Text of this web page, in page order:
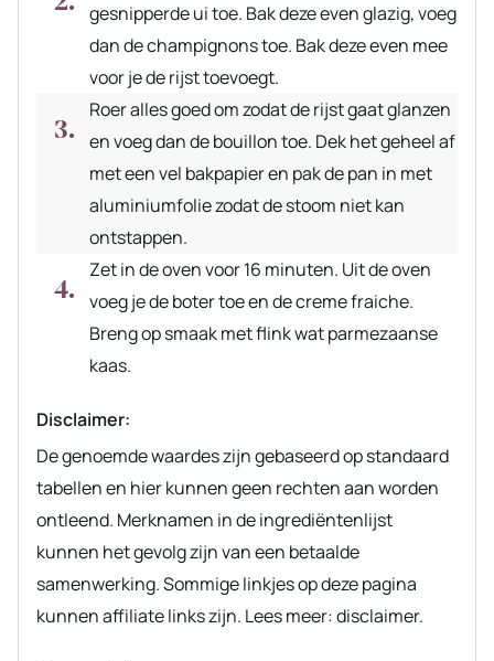
gesnipperde ui toe. Bak deze even glazig, voeg
dan de champignons toe. Bak deze even mee
voor je de rijst toevoegt.
Roer alles goed om zodat de rijst gaat glanzen
en voeg dan de bouillon toe. Dek het geheel af
met een vel bakpapier en pak de pan in met
aluminiumfolie zodat de stoom niet kan
ontstappen.
Zet in de oven voor 16 minuten. Uit de oven
voeg je de boter toe en de creme fraiche.
Breng op smaak met flink wat parmezaanse
kaas.
Disclaimer:
De genoemde waardes zijn gebaseerd op standaard
tabellen en hier kunnen geen rechten aan worden
ontleend. Merknamen in de ingrediëntenlijst
kunnen het gevolg zijn van een betaalde
samenwerking. Sommige linkjes op deze pagina
kunnen affiliate links zijn. Lees meer: disclaimer.